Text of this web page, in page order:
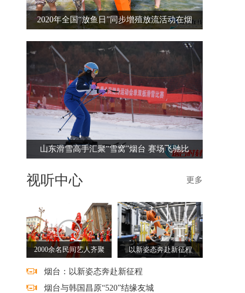
2020年全国“放鱼日”同步增殖放流活动在烟
山东滑雪高手汇聚“雪窝”烟台 赛场飞驰比
视听中心 更多
2000余名民间艺人齐聚 以新姿态奔赴新征程
烟台：以新姿态奔赴新征程
烟台与韩国昌原“520”结缘友城